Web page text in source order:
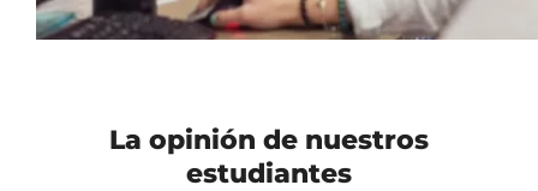
La opinión de nuestros
estudiantes